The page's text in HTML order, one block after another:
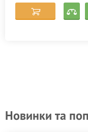
Новинки та